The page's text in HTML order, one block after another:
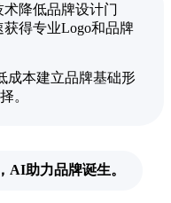
降低品牌设计门
得专业Logo和品牌
成本建立品牌基础形
。
AI助力品牌诞生。